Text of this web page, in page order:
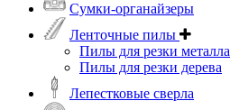
Сумки-органайзеры
Ленточные пилы
Пилы для резки металла
Пилы для резки дерева
Лепестковые сверла